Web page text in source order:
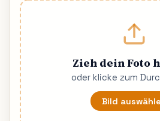
Zieh dein Foto
oder klicke zum
Bild